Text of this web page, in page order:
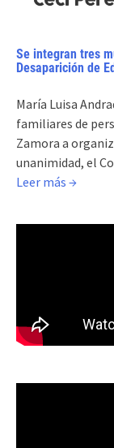
Se integran tres
Desaparición de
María Luisa
familiares de
Zamora a
unanimidad, el
Leer más →